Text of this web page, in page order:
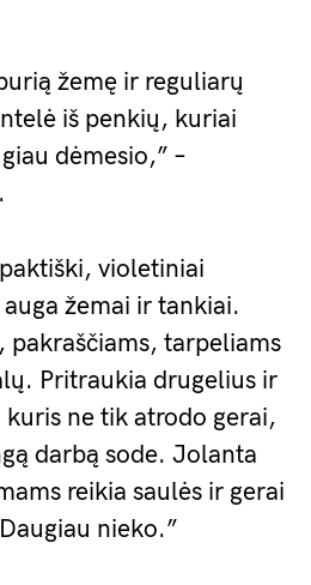
žemę ir reguliarų
iš penkių, kuriai
dėmesio,” –
violetiniai
žemai ir tankiai.
pakraščiams, tarpeliams
Pritraukia drugelius ir
kuris ne tik atrodo gerai,
darbą sode. Jolanta
reikia saulės ir gerai
nieko.”